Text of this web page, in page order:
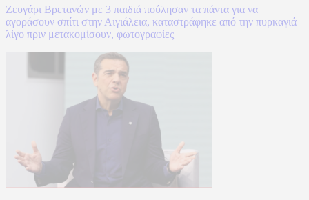
Ζευγάρι Βρετανών με 3 παιδιά πούλησαν τα πάντα για να
αγοράσουν σπίτι στην Αιγιάλεια, καταστράφηκε από την πυρκαγιά
λίγο πριν μετακομίσουν, φωτογραφίες